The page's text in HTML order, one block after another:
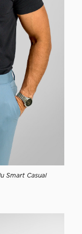
Smart Casual